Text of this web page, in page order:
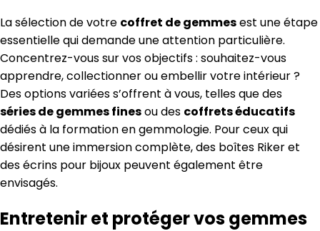
La sélection de votre coffret de gemmesest une étape
essentielle qui demande une attention particulière.
Concentrez-vous sur vos objectifs : souhaitez-vous
apprendre, collectionner ou embellir votre intérieur ?
Des options variées s’offrent à vous, telles que des
séries de gemmes finesou des coffrets éducatifs
dédiés à la formation en gemmologie. Pour ceux qui
désirent une immersion complète, des boîtes Riker et
des écrins pour bijoux peuvent également être
envisagés.
Entretenir et protéger vos gemmes